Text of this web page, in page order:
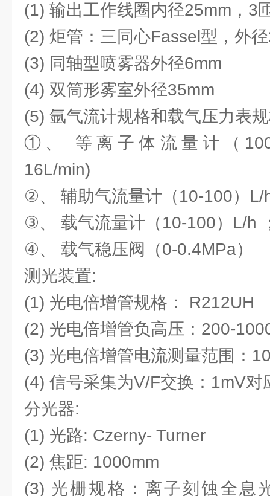
(1) 输出工作线圈内径25mm，3
(2) 炬管：三同心Fassel型，外
(3) 同轴型喷雾器外径6mm
(4) 双筒形雾室外径35mm
(5) 氩气流计规格和载气压力表
①、 等离子体流量计（
16L/min)
②、 辅助气流量计（10-100）L/
③、 载气流量计（10-100）L/h
④、 载气稳压阀（0-0.4MPa）
测光装置:
(1) 光电倍增管规格： R212UH
(2) 光电倍增管负高压：200-
(3) 光电倍增管电流测量范围：
(4) 信号采集为V/F交换：1mV对
分光器:
(1) 光路: Czerny- Turner
(2) 焦距: 1000mm
(3) 光栅规格：离子刻蚀全息